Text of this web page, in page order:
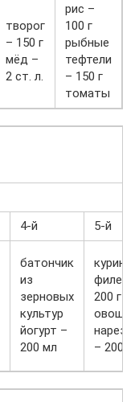
творог
– 150 г
мёд –
2 ст. л.
рис –
100 г
рыбные
тефтели
– 150 г
томаты
4-й 5-й
батончик
из
зерновых
культур
йогурт –
200 мл
куриное
филе –
200 г
нарезка
– 200 г